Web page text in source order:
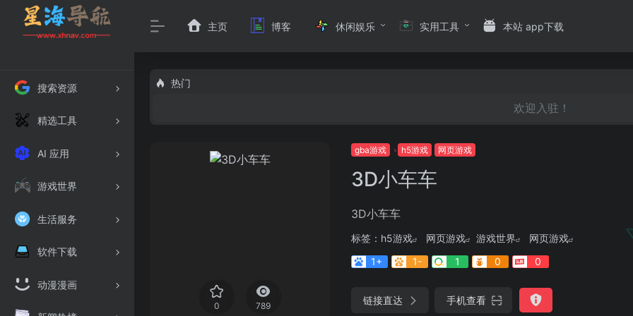
搜索资源
精选工具
AI 应用
游戏世界
生活服务
软件下载
动漫漫画
主页 博客 休闲娱乐 实用工具 本站 app下载
热门
欢迎入驻！
0 789
gba游戏 h5游戏 网页游戏
3D小车车
3D小车车
标签： h5游戏 网页游戏 游戏世界
网页游戏
1+
1- 1 0 0
链接直达 手机查看